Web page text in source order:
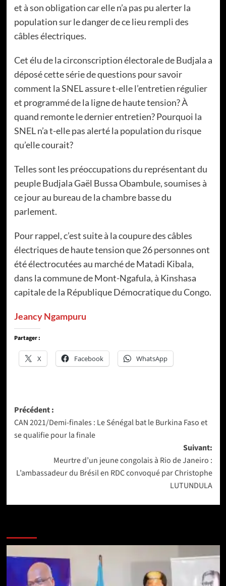
et à son obligation car elle n’a pas pu alerter la
population sur le danger de ce lieu rempli des
câbles électriques.
Cet élu de la circonscription électorale de Budjala a
déposé cette série de questions pour savoir
comment la SNEL assure t-elle l’entretien régulier
et programmé de la ligne de haute tension? À
quand remonte le dernier entretien? Pourquoi la
SNEL n’a t-elle pas alerté la population du risque
qu’elle courait?
Telles sont les préoccupations du représentant du
peuple Budjala Gaël Bussa Obambule, soumises à
ce jour au bureau de la chambre basse du
parlement.
Pour rappel, c’est suite à la coupure des câbles
électriques de haute tension que 26 personnes ont
été électrocutées au marché de Matadi Kibala,
dans la commune de Mont-Ngafula, à Kinshasa
capitale de la République Démocratique du Congo.
Jeancy Ngampuru
Partager :
X Facebook WhatsApp
Navigation
d’article
Précédent :
CAN 2021/Demi-finales : Le Sénégal bat le Burkina Faso et
se qualifie pour la finale
Suivant:
Meurtre d’un jeune congolais à Rio de Janeiro :
L’ambassadeur du Brésil en RDC convoqué par Christophe
LUTUNDULA